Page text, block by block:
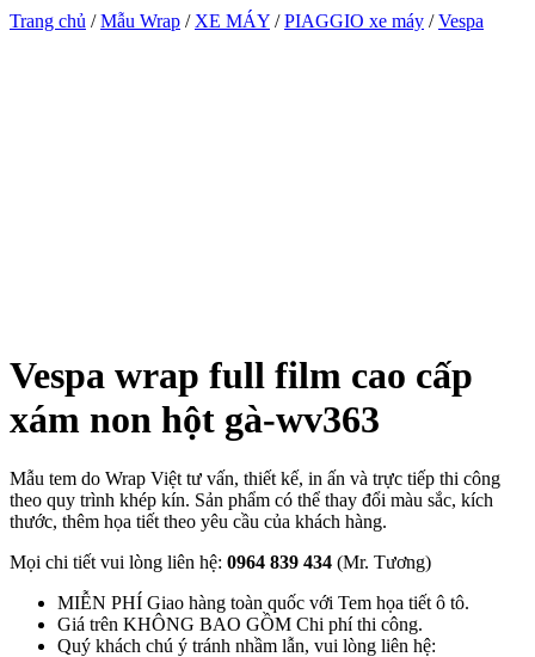
Trang chủ / Mẫu Wrap / XE MÁY / PIAGGIO xe máy / Vespa
Vespa wrap full film cao cấp
xám non hột gà-wv363
Mẫu tem do Wrap Việt tư vấn, thiết kế, in ấn và trực tiếp thi công
theo quy trình khép kín. Sản phẩm có thể thay đổi màu sắc, kích
thước, thêm họa tiết theo yêu cầu của khách hàng.
Mọi chi tiết vui lòng liên hệ: 0964 839 434 (Mr. Tương)
MIỄN PHÍ Giao hàng toàn quốc với Tem họa tiết ô tô.
Giá trên KHÔNG BAO GỒM Chi phí thi công.
Quý khách chú ý tránh nhầm lẫn, vui lòng liên hệ: